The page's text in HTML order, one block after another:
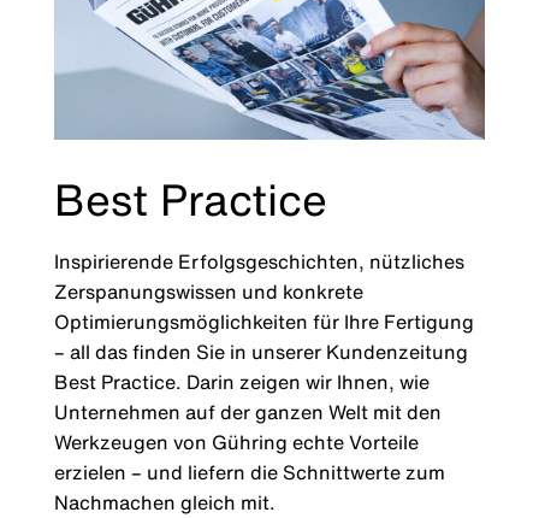
Best Practice
Inspirierende Erfolgsgeschichten, nützliches
Zerspanungswissen und konkrete
Optimierungsmöglichkeiten für Ihre Fertigung
– all das finden Sie in unserer Kundenzeitung
Best Practice. Darin zeigen wir Ihnen, wie
Unternehmen auf der ganzen Welt mit den
Werkzeugen von Gühring echte Vorteile
erzielen – und liefern die Schnittwerte zum
Nachmachen gleich mit.